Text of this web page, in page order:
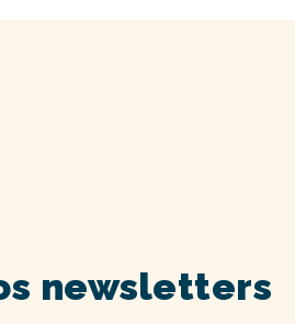
newsletters